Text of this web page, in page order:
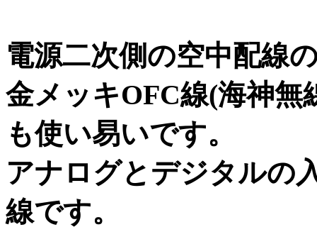
電源二次側の空中配線
金メッキOFC線(海神
も使い易いです。
アナログとデジタルの
線です。